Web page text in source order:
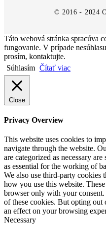
© 2016 - 2024
Táto webová stránka spracúva
fungovanie. V prípade
prosím, kontaktujte.
Súhlasím Čítať viac
Close
Privacy Overview
This website uses cookies to
navigate through the website.
are categorized as necessary
as essential for the working of
We also use third-party cookies
how you use this website.
browser only with your
of these cookies. But opting out
an effect on your browsing
Necessary